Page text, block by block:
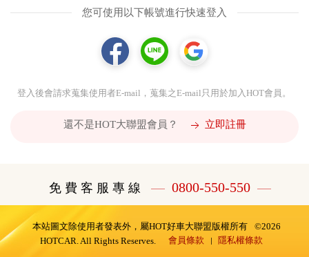
您可使用以下帳號進行快速登入
登入後會請求蒐集使用者E-mail，蒐集之E-mail只用於加入HOT會員。
還不是HOT大聯盟會員？ 立即註冊
免 費 客 服 專 線 0800-550-550
本站圖文除使用者發表外，屬HOT好車大聯盟版權所有
©2026
HOTCAR. All Rights Reserves.
會員條款 隱私權條款